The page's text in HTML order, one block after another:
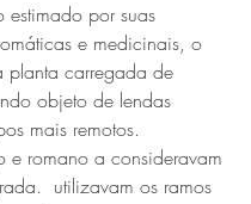
estimado por suas
e medicinais, o
planta carregada de
objeto de lendas
mais remotos.
e romano a consideravam
utilizavam os ramos